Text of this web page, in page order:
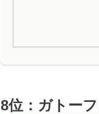
8位：ガトー